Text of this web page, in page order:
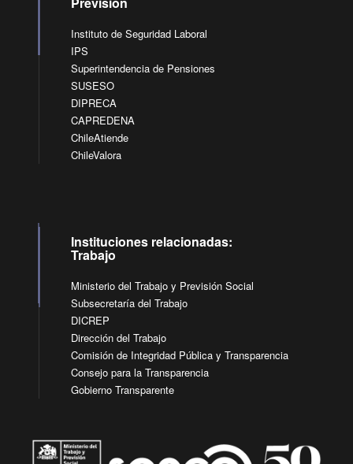
Instituto de Seguridad Laboral
IPS
Superintendencia de Pensiones
SUSESO
DIPRECA
CAPREDENA
ChileAtiende
ChileValora
Instituciones relacionadas:
Trabajo
Ministerio del Trabajo y Previsión Social
Subsecretaría del Trabajo
DICREP
Dirección del Trabajo
Comisión de Integridad Pública y Transparencia
Consejo para la Transparencia
Gobierno Transparente